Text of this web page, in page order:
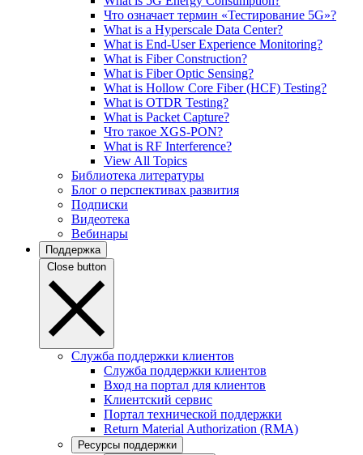
Что означает термин «Тестирование 5G»?
What is a Hyperscale Data Center?
What is End-User Experience Monitoring?
What is Fiber Construction?
What is Fiber Optic Sensing?
What is Hollow Core Fiber (HCF) Testing?
What is OTDR Testing?
What is Packet Capture?
Что такое XGS-PON?
What is RF Interference?
View All Topics
Библиотека литературы
Блог о перспективах развития
Подписки
Видеотека
Вебинары
Поддержка
Close button
Служба поддержки клиентов
Служба поддержки клиентов
Вход на портал для клиентов
Клиентский сервис
Портал технической поддержки
Return Material Authorization (RMA)
Ресурсы поддержки